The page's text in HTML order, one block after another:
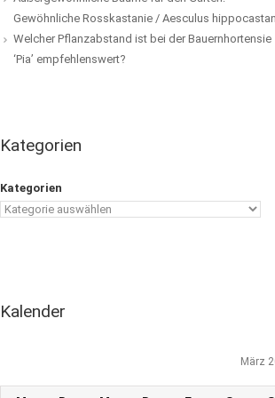
Gewöhnliche Rosskastanie / Aesculus
Welcher Pflanzabstand ist bei der Bauernhortensie
‘Pia’ empfehlenswert?
Kategorien
Kategorien
Kalender
März